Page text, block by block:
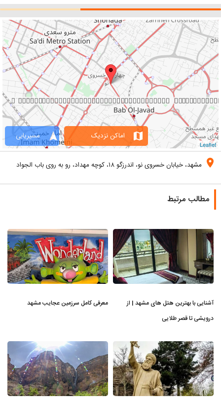
Leaflet
navigation مسیریابی map اماکن نزدیک
location_on مشهد، خیابان خسروی نو، اندرزگو ۱۸، کوچه مهداد، رو به روی باب الجواد
مطالب مرتبط
آشنایی با بهترین هتل های مشهد | از
درویشی تا قصر طلایی
معرفی کامل سرزمین عجایب مشهد